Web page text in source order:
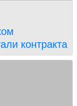
контракта